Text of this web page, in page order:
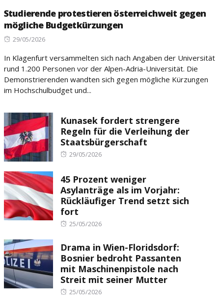
Studierende protestieren österreichweit gegen
mögliche Budgetkürzungen
Posted
29/05/2026
In Klagenfurt versammelten sich nach Angaben der Universität
rund 1.200 Personen vor der Alpen-Adria-Universität. Die
Demonstrierenden wandten sich gegen mögliche Kürzungen
im Hochschulbudget und...
Kunasek fordert strengere
Regeln für die Verleihung der
Staatsbürgerschaft
Posted
29/05/2026
45 Prozent weniger
Asylanträge als im Vorjahr:
Rückläufiger Trend setzt sich
fort
Posted
25/05/2026
Drama in Wien-Floridsdorf:
Bosnier bedroht Passanten
mit Maschinenpistole nach
Streit mit seiner Mutter
Posted
25/05/2026